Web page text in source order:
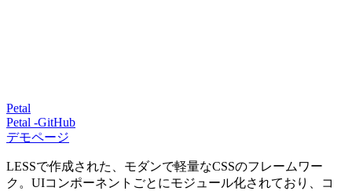
Petal
Petal -GitHub
デモページ
LESSで作成された、モダンで軽量なCSSのフレームワー
ク。UIコンポーネントごとにモジュール化されており、コ